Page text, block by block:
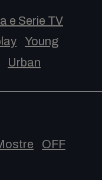
e Serie TV
Young
Urban
OFF